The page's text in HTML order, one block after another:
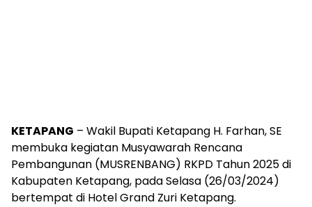
KETAPANG – Wakil Bupati Ketapang H. Farhan, SE
membuka kegiatan Musyawarah Rencana
Pembangunan (MUSRENBANG) RKPD Tahun 2025 di
Kabupaten Ketapang, pada Selasa (26/03/2024)
bertempat di Hotel Grand Zuri Ketapang.